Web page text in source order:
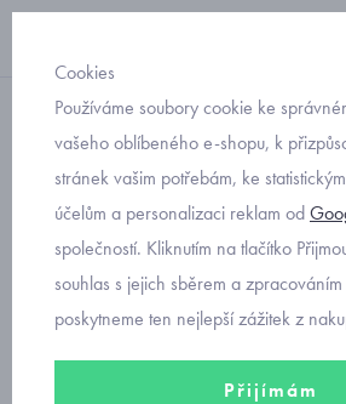
hračky
medvídek
miminka Mayoral
Cookies
Používáme soubory cookie ke
vašeho oblíbeného e-shopu, k
stránek vašim potřebám, ke
účelům a personalizaci reklam od
společností. Kliknutím na tlačítko
souhlas s jejich sběrem a
poskytneme ten nejlepší zážitek z
Přijímám